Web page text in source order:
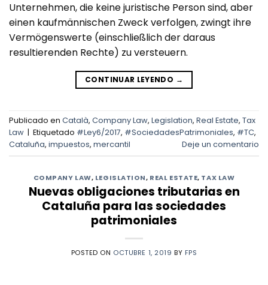
Unternehmen, die keine juristische Person sind, aber
einen kaufmännischen Zweck verfolgen, zwingt ihre
Vermögenswerte (einschließlich der daraus
resultierenden Rechte) zu versteuern.
CONTINUAR LEYENDO →
Publicado en Català, Company Law, Legislation, Real Estate, Tax
Law | Etiquetado #Ley6/2017, #SociedadesPatrimoniales, #TC,
Cataluña, impuestos, mercantil Deje un comentario
COMPANY LAW, LEGISLATION, REAL ESTATE, TAX LAW
Nuevas obligaciones tributarias en
Cataluña para las sociedades
patrimoniales
POSTED ON OCTUBRE 1, 2019 BY FPS